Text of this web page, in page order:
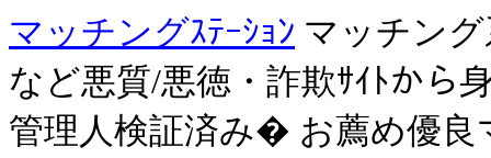
マッチングｽﾃｰｼｮﾝ マッチング
など悪質/悪徳・詐欺ｻｲﾄから
管理人検証済み� お薦め優良